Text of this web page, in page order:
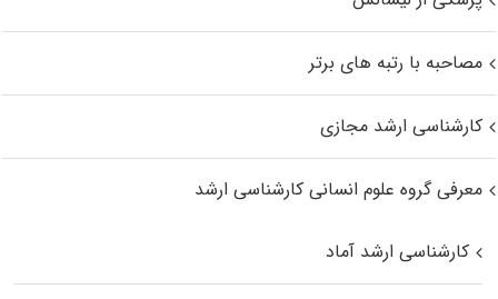
مصاحبه با رتبه های برتر
کارشناسی ارشد مجازی
معرفی گروه علوم انسانی کارشناسی ارشد
کارشناسی ارشد آماد